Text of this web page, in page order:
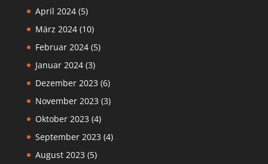
April 2024(5)
März 2024(10)
Februar 2024(5)
Januar 2024(3)
Dezember 2023 (6)
November 2023 (3)
Oktober 2023 (4)
September 2023 (4)
August 2023 (5)